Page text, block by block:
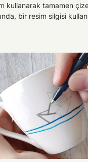
kullanarak tamamen
bir resim silgisi